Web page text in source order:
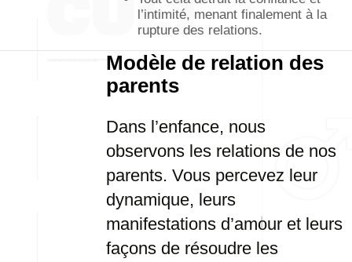
l’intimité, menant finalement à la
rupture des relations.
Modèle de relation des
parents
Dans l’enfance, nous
observons les relations de nos
parents. Vous percevez leur
dynamique, leurs
manifestations d’amour et leurs
façons de résoudre les